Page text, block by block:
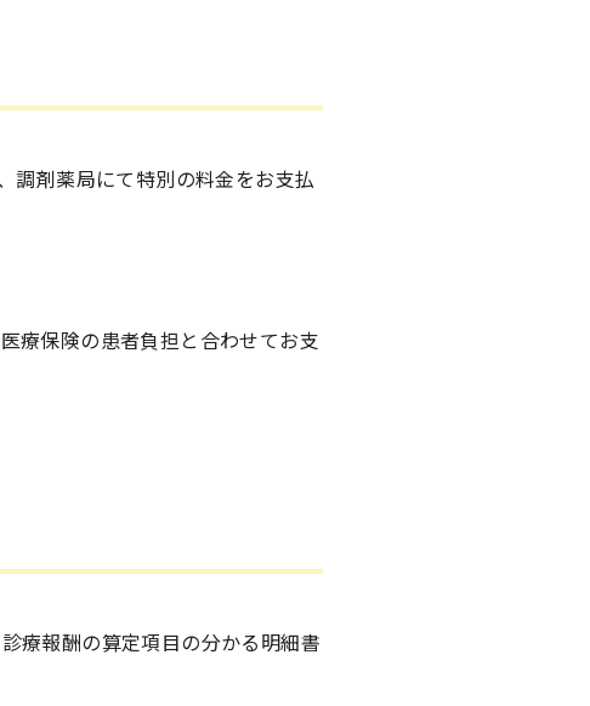
調剤薬局にて特別の料金をお支払
療保険の患者負担と合わせてお支
療報酬の算定項目の分かる明細書